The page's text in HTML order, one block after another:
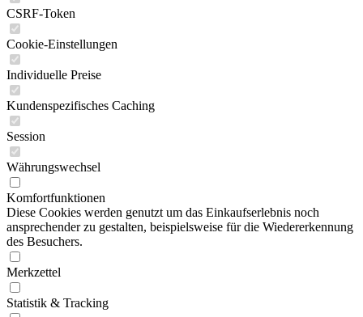
CSRF-Token
Cookie-Einstellungen
Individuelle Preise
Kundenspezifisches Caching
Session
Währungswechsel
Komfortfunktionen
Diese Cookies werden genutzt um das Einkaufserlebnis noch
ansprechender zu gestalten, beispielsweise für die Wiedererkennung
des Besuchers.
Merkzettel
Statistik & Tracking